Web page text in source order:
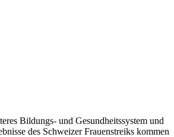
Bildungs- und Gesundheitssystem und
des Schweizer Frauenstreiks kommen